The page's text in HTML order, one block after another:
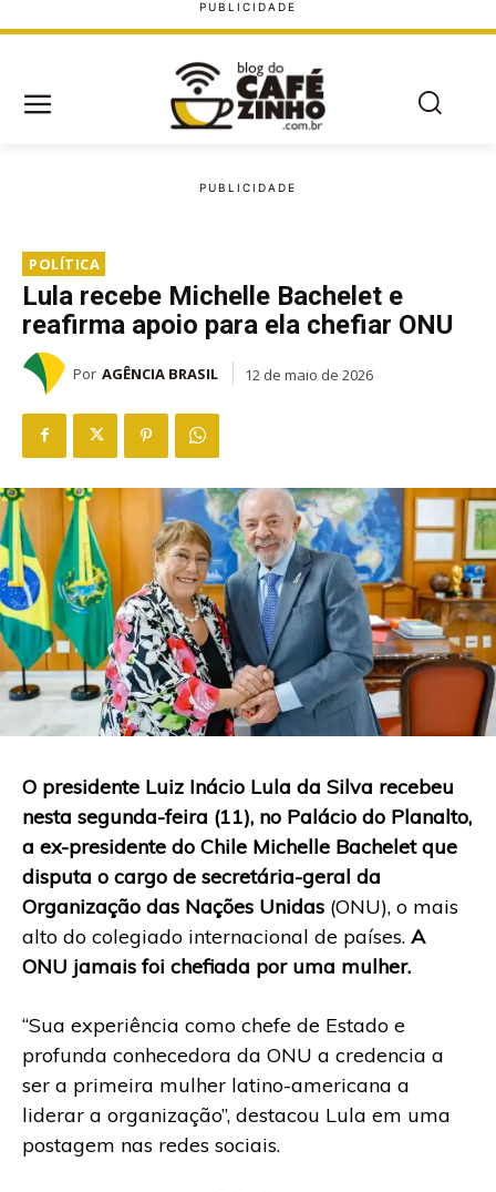
POLÍTICA
Lula recebe Michelle Bachelet e
reafirma apoio para ela chefiar ONU
Por AGÊNCIA BRASIL 12 de maio de 2026
O presidente Luiz Inácio Lula da Silva recebeu
nesta segunda-feira (11), no Palácio do Planalto,
a ex-presidente do Chile Michelle Bachelet que
disputa o cargo de secretária-geral da
Organização das Nações Unidas (ONU), o mais
alto do colegiado internacional de países. A
ONU jamais foi chefiada por uma mulher.
“Sua experiência como chefe de Estado e
profunda conhecedora da ONU a credencia a
ser a primeira mulher latino-americana a
liderar a organização”, destacou Lula em uma
postagem nas redes sociais.